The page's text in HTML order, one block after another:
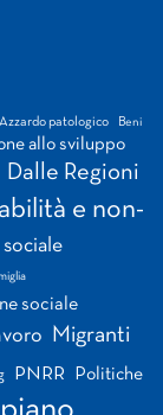
Azzardo patologico Beni
allo sviluppo
Dalle Regioni
e non-
sociale
sociale
Migranti
PNRR Politiche